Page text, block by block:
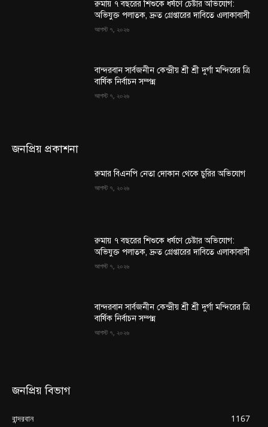
রুমায় ৭ বছরের শিশুকে ধর্ষণে চেষ্টার অভিযোগ:
অভিযুক্ত পলাতক, দ্রুত গ্রেপ্তারের দাবিতে এলাকাবাসী
আগস্ট ৭, ২০২৬
বান্দরবান সার্বজনীন কেন্দ্রীয় শ্রী শ্রী দুর্গা মন্দিরের ত্রি
বার্ষিক নির্বাচন সম্পন্ন
আগস্ট ৭, ২০২৬
জনপ্রিয় প্রকাশনা
রুমার বিএনপি নেতা দোকান থেকে চুরির অভিযোগ
আগস্ট ৭, ২০২৬
রুমায় ৭ বছরের শিশুকে ধর্ষণে চেষ্টার অভিযোগ:
অভিযুক্ত পলাতক, দ্রুত গ্রেপ্তারের দাবিতে এলাকাবাসী
আগস্ট ৭, ২০২৬
বান্দরবান সার্বজনীন কেন্দ্রীয় শ্রী শ্রী দুর্গা মন্দিরের ত্রি
বার্ষিক নির্বাচন সম্পন্ন
আগস্ট ৭, ২০২৬
জনপ্রিয় বিভাগ
বান্দরবান
1167